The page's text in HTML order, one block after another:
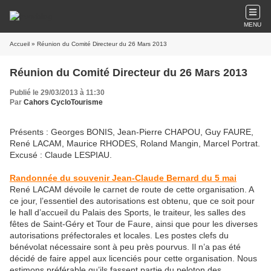
MENU
Accueil » Réunion du Comité Directeur du 26 Mars 2013
Réunion du Comité Directeur du 26 Mars 2013
Publié le 29/03/2013 à 11:30
Par Cahors CycloTourisme
Présents : Georges BONIS, Jean-Pierre CHAPOU, Guy FAURE,
René LACAM, Maurice RHODES, Roland Mangin, Marcel Portrat.
Excusé : Claude LESPIAU.
Randonnée du souvenir Jean-Claude Bernard du 5 mai
René LACAM dévoile le carnet de route de cette organisation. A
ce jour, l’essentiel des autorisations est obtenu, que ce soit pour
le hall d’accueil du Palais des Sports, le traiteur, les salles des
fêtes de Saint-Géry et Tour de Faure, ainsi que pour les diverses
autorisations préfectorales et locales. Les postes clefs du
bénévolat nécessaire sont à peu près pourvus. Il n’a pas été
décidé de faire appel aux licenciés pour cette organisation. Nous